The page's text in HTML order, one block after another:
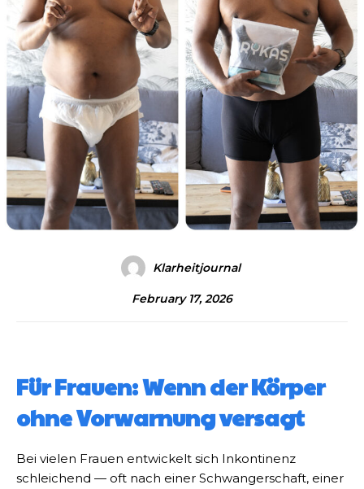
Klarheitjournal
February 17, 2026
Für Frauen: Wenn der Körper
ohne Vorwarnung versagt
Bei vielen Frauen entwickelt sich Inkontinenz
schleichend — oft nach einer Schwangerschaft, einer